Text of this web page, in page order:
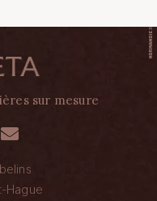
sur mesure
Hague